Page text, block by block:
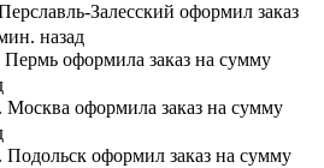
Залесский оформил заказ
назад
оформила заказ на сумму
оформила заказ на сумму
оформил заказ на сумму